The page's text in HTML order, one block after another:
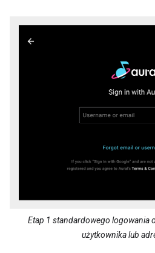
Etap 1 standardowego logowania
użytkownika lub